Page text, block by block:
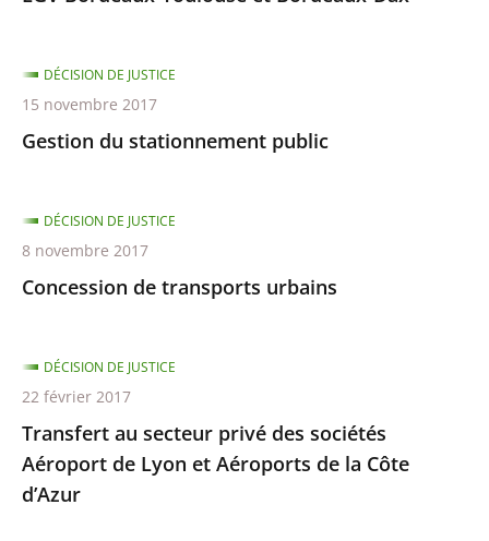
Gestion du stationnement public
DÉCISION DE JUSTICE
15 novembre 2017
Concession de transports urbains
DÉCISION DE JUSTICE
8 novembre 2017
Transfert au secteur privé des sociétés
Aéroport de Lyon et Aéroports de la Côte
d’Azur
DÉCISION DE JUSTICE
22 février 2017